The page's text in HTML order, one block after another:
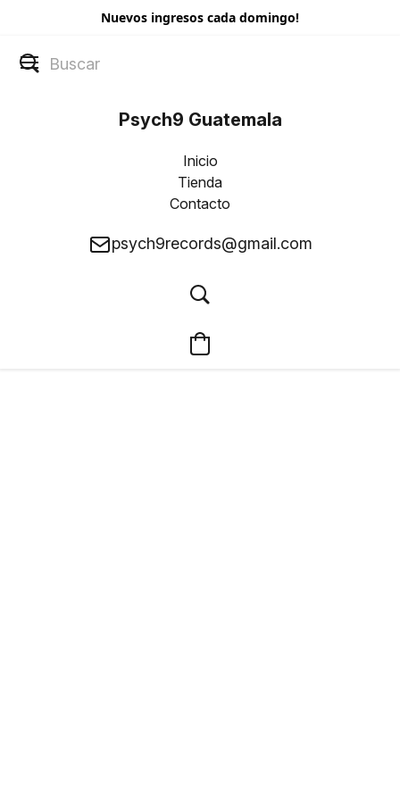
Nuevos ingresos cada domingo!
Psych9 Guatemala
Inicio
Tienda
Contacto
psych9records@gmail.com